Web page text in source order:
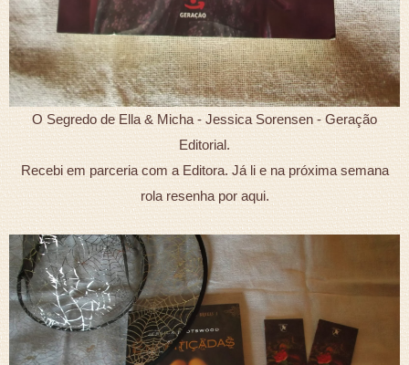
O Segredo de Ella & Micha - Jessica Sorensen - Geração
Editorial.
Recebi em parceria com a Editora. Já li e na próxima semana
rola resenha por aqui.